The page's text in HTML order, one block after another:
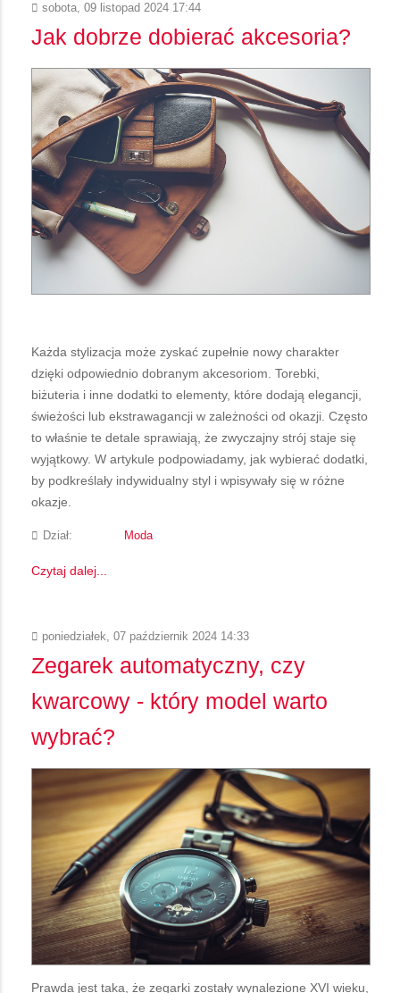
sobota, 09 listopad 2024 17:44
Jak dobrze dobierać akcesoria?
Każda stylizacja może zyskać zupełnie nowy charakter
dzięki odpowiednio dobranym akcesoriom. Torebki,
biżuteria i inne dodatki to elementy, które dodają elegancji,
świeżości lub ekstrawagancji w zależności od okazji. Często
to właśnie te detale sprawiają, że zwyczajny strój staje się
wyjątkowy. W artykule podpowiadamy, jak wybierać dodatki,
by podkreślały indywidualny styl i wpisywały się w różne
okazje.
Dział: Moda
Czytaj dalej...
poniedziałek, 07 październik 2024 14:33
Zegarek automatyczny, czy
kwarcowy - który model warto
wybrać?
Prawda jest taka, że zegarki zostały wynalezione XVI wieku,